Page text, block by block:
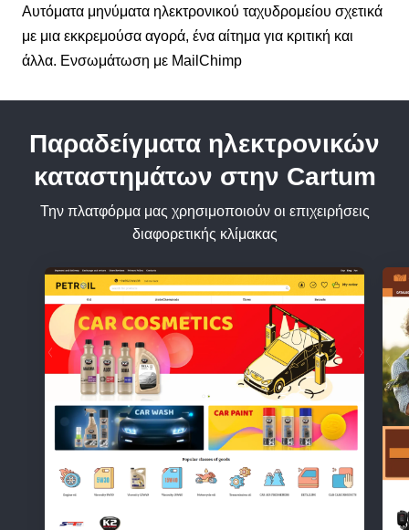
Αυτόματα μηνύματα ηλεκτρονικού ταχυδρομείου σχετικά
με μια εκκρεμούσα αγορά, ένα αίτημα για κριτική και
άλλα. Ενσωμάτωση με MailChimp
Παραδείγματα ηλεκτρονικών
καταστημάτων στην Cartum
Την πλατφόρμα μας χρησιμοποιούν οι επιχειρήσεις
διαφορετικής κλίμακας